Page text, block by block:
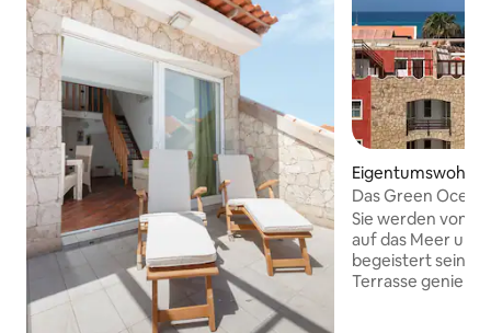
Das Green
Boavista Zentrum!
Sie werden von
auf das Meer und
begeistert sein!
Terrasse